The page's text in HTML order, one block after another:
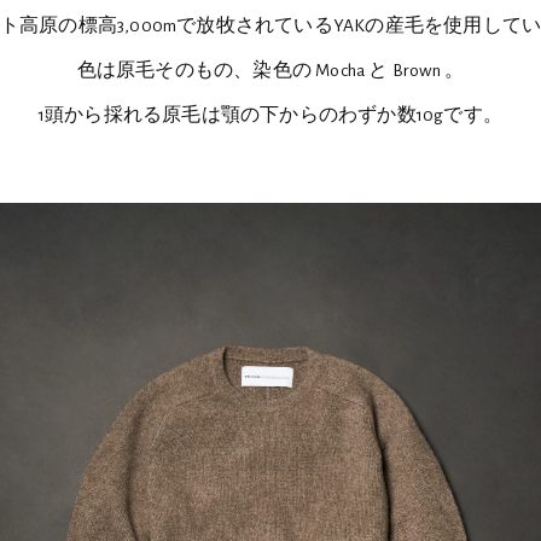
高原の標高3,000mで放牧されているYAKの産毛を使用して
色は原毛そのもの、染色の Mocha と Brown 。
1頭から採れる原毛は顎の下からのわずか数10gです。